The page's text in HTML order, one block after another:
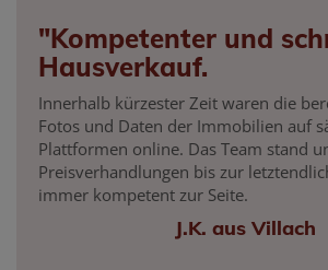
"Kompetenter und
Hausverkauf.
Innerhalb kürzester Zeit waren die
Fotos und Daten der Immobilien auf
Plattformen online. Das Team stand
Preisverhandlungen bis zur
immer kompetent zur Seite.
J.K. aus Villach